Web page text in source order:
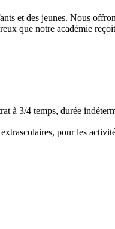
et des jeunes. Nous
que notre académie
à 3/4 temps, durée
pour les